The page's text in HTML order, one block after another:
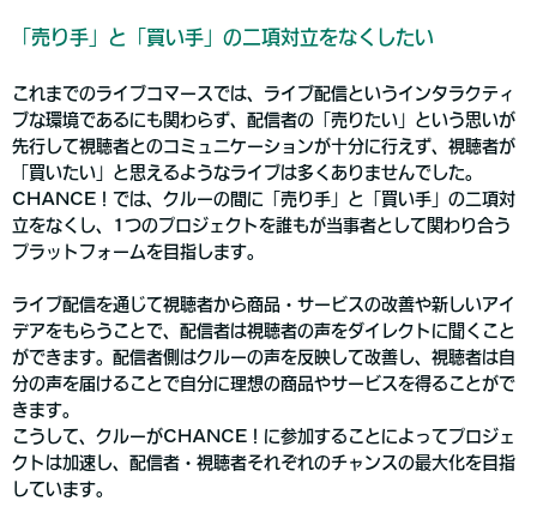
「売り手」と「買い手」の二項対立をなくしたい
これまでのライブコマースでは、ライブ配信というインタラクティ
ブな環境であるにも関わらず、配信者の「売りたい」という思いが
先行して視聴者とのコミュニケーションが十分に行えず、視聴者が
「買いたい」と思えるようなライブは多くありませんでした。
CHANCE！では、クルーの間に「売り手」と「買い手」の二項対
立をなくし、1つのプロジェクトを誰もが当事者として関わり合う
プラットフォームを目指します。
ライブ配信を通じて視聴者から商品・サービスの改善や新しいアイ
デアをもらうことで、配信者は視聴者の声をダイレクトに聞くこと
ができます。配信者側はクルーの声を反映して改善し、視聴者は自
分の声を届けることで自分に理想の商品やサービスを得ることがで
きます。
こうして、クルーがCHANCE！に参加することによってプロジェ
クトは加速し、配信者・視聴者それぞれのチャンスの最大化を目指
しています。